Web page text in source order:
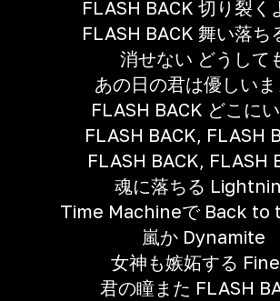
FLASH BACK 切り裂く
FLASH BACK 舞い落ち
消せない どうして
あの日の君は優しい
FLASH BACK どこに
FLASH BACK, FLASH
FLASH BACK, FLASH
魂に落ちる
Time Machineで Back to
嵐か Dynamite
女神も嫉妬する
君の瞳また FLASH